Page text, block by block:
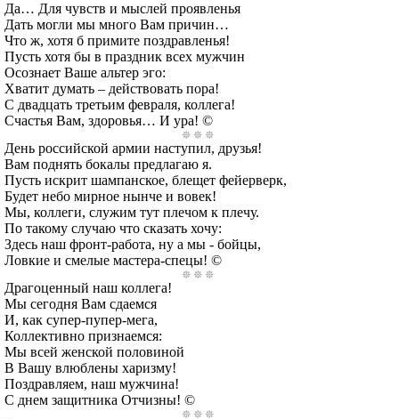
Да… Для чувств и мыслей проявленья
Дать могли мы много Вам причин…
Что ж, хотя б примите поздравленья!
Пусть хотя бы в праздник всех мужчин
Осознает Ваше альтер эго:
Хватит думать – действовать пора!
С двадцать третьим февраля, коллега!
Счастья Вам, здоровья… И ура! ©
День российской армии наступил, друзья!
Вам поднять бокалы предлагаю я.
Пусть искрит шампанское, блещет фейерверк,
Будет небо мирное нынче и вовек!
Мы, коллеги, служим тут плечом к плечу.
По такому случаю что сказать хочу:
Здесь наш фронт-работа, ну а мы - бойцы,
Ловкие и смелые мастера-спецы! ©
Драгоценный наш коллега!
Мы сегодня Вам сдаемся
И, как супер-пупер-мега,
Коллективно признаемся:
Мы всей женской половиной
В Вашу влюблены харизму!
Поздравляем, наш мужчина!
С днем защитника Отчизны! ©